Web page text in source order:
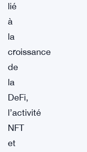
lié
à
la
croissance
de
la
DeFi,
l’activité
NFT
et